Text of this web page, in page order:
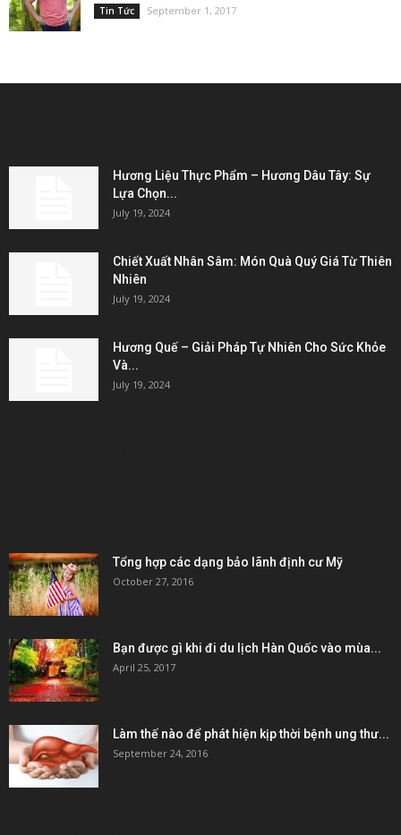
Tin Tức September 1, 2017
Hương Liệu Thực Phẩm – Hương Dâu Tây: Sự
Lựa Chọn...
July 19, 2024
Chiết Xuất Nhân Sâm: Món Quà Quý Giá Từ Thiên
Nhiên
July 19, 2024
Hương Quế – Giải Pháp Tự Nhiên Cho Sức Khỏe
Và...
July 19, 2024
Tổng hợp các dạng bảo lãnh định cư Mỹ
October 27, 2016
Bạn được gì khi đi du lịch Hàn Quốc vào mùa...
April 25, 2017
Làm thế nào để phát hiện kịp thời bệnh ung thư...
September 24, 2016